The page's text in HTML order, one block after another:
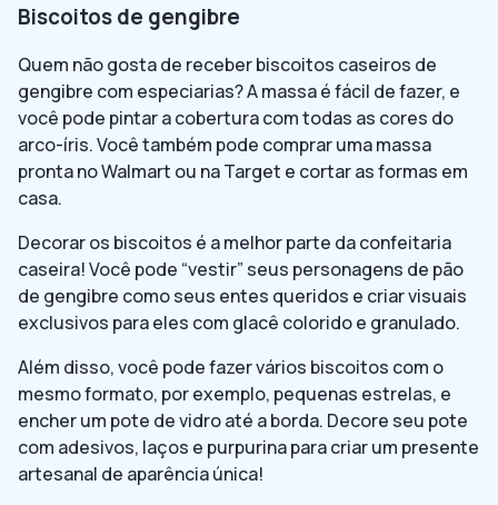
Biscoitos de gengibre
Quem não gosta de receber biscoitos caseiros de
gengibre com especiarias? A massa é fácil de fazer, e
você pode pintar a cobertura com todas as cores do
arco-íris. Você também pode comprar uma massa
pronta no Walmart ou na Target e cortar as formas em
casa.
Decorar os biscoitos é a melhor parte da confeitaria
caseira! Você pode “vestir” seus personagens de pão
de gengibre como seus entes queridos e criar visuais
exclusivos para eles com glacê colorido e granulado.
Além disso, você pode fazer vários biscoitos com o
mesmo formato, por exemplo, pequenas estrelas, e
encher um pote de vidro até a borda. Decore seu pote
com adesivos, laços e purpurina para criar um presente
artesanal de aparência única!